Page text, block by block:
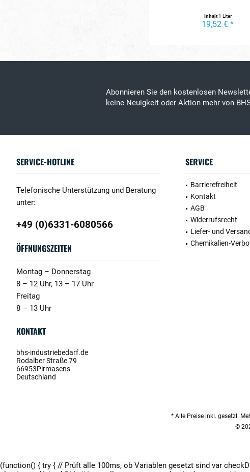
Inhalt1 Liter
19,52 € *
Abonnieren Sie den kostenlosen
keine Neuigkeit oder Aktion mehr von
SERVICE-HOTLINE
Telefonische Unterstützung und Beratung
unter:
+49 (0)6331-6080566
ÖFFNUNGSZEITEN
Montag – Donnerstag
8 – 12 Uhr, 13 – 17 Uhr
Freitag
8 – 13 Uhr
KONTAKT
bhs-industriebedarf.de
Rodalber Straße 79
66953Pirmasens
Deutschland
SERVICE
Barrierefreiheit
Kontakt
AGB
Widerrufsrecht
Liefer- und
Chemikalien-
* Alle Preise inkl. gesetzl.
©
(function() { try { // Prüft alle 100ms, ob Variablen gesetzt sind var